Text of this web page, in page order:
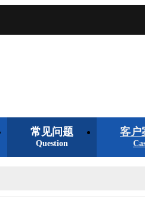
常见问题
Question
客户